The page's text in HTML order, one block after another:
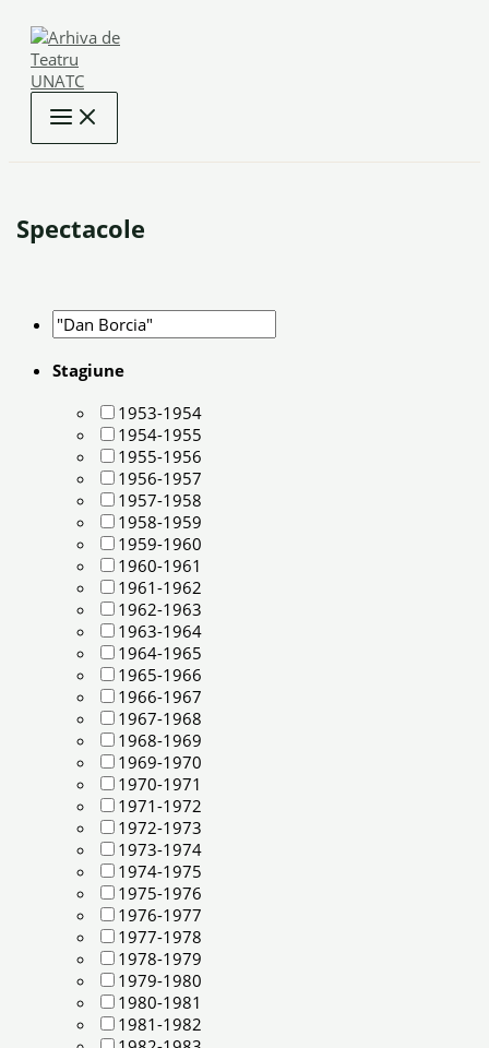
content
Spectacole
Stagiune
1953-1954
1954-1955
1955-1956
1956-1957
1957-1958
1958-1959
1959-1960
1960-1961
1961-1962
1962-1963
1963-1964
1964-1965
1965-1966
1966-1967
1967-1968
1968-1969
1969-1970
1970-1971
1971-1972
1972-1973
1973-1974
1974-1975
1975-1976
1976-1977
1977-1978
1978-1979
1979-1980
1980-1981
1981-1982